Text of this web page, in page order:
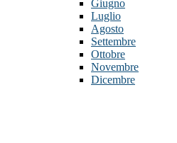
Giugno
Luglio
Agosto
Settembre
Ottobre
Novembre
Dicembre